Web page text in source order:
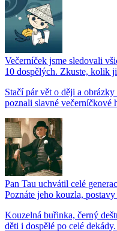
Večerníček jsme sledovali
10 dospělých. Zkuste, kolik
Stačí pár vět o ději a
poznali slavné večerníčkové
Pan Tau uchvátil celé
Poznáte jeho kouzla,
Kouzelná buřinka, černý
děti i dospělé po celé